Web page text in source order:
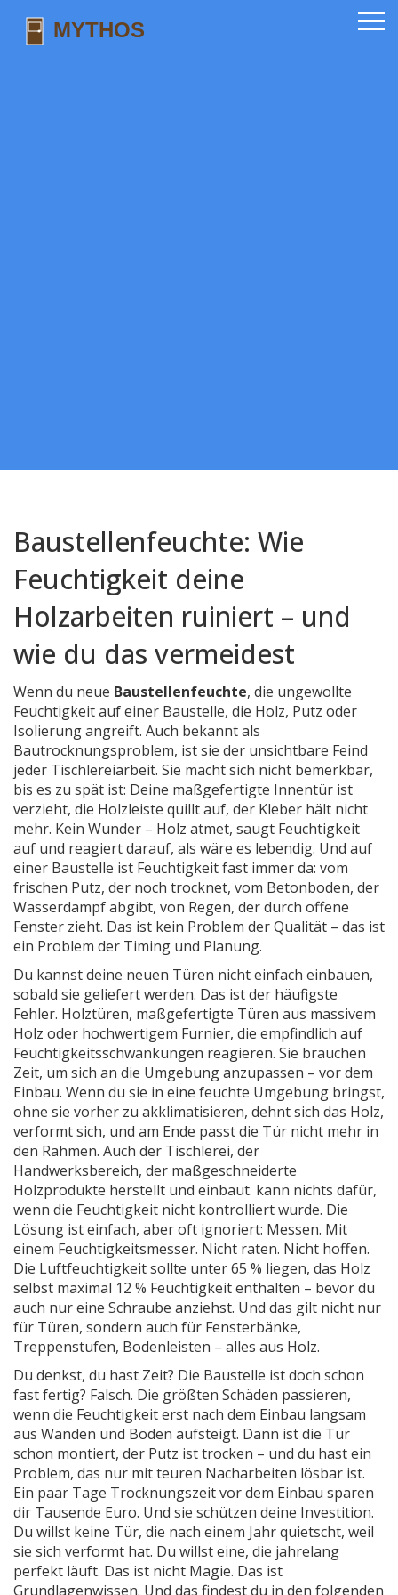
Baustellenfeuchte: Wie
Feuchtigkeit deine
Holzarbeiten ruiniert – und
wie du das vermeidest
Wenn du neue Baustellenfeuchte, die ungewollte
Feuchtigkeit auf einer Baustelle, die Holz, Putz oder
Isolierung angreift. Auch bekannt als
Bautrocknungsproblem, ist sie der unsichtbare Feind
jeder Tischlereiarbeit. Sie macht sich nicht bemerkbar,
bis es zu spät ist: Deine maßgefertigte Innentür ist
verzieht, die Holzleiste quillt auf, der Kleber hält nicht
mehr. Kein Wunder – Holz atmet, saugt Feuchtigkeit
auf und reagiert darauf, als wäre es lebendig. Und auf
einer Baustelle ist Feuchtigkeit fast immer da: vom
frischen Putz, der noch trocknet, vom Betonboden, der
Wasserdampf abgibt, von Regen, der durch offene
Fenster zieht. Das ist kein Problem der Qualität – das ist
ein Problem der Timing und Planung.
Du kannst deine neuen Türen nicht einfach einbauen,
sobald sie geliefert werden. Das ist der häufigste
Fehler. Holztüren, maßgefertigte Türen aus massivem
Holz oder hochwertigem Furnier, die empfindlich auf
Feuchtigkeitsschwankungen reagieren. Sie brauchen
Zeit, um sich an die Umgebung anzupassen – vor dem
Einbau. Wenn du sie in eine feuchte Umgebung bringst,
ohne sie vorher zu akklimatisieren, dehnt sich das Holz,
verformt sich, und am Ende passt die Tür nicht mehr in
den Rahmen. Auch der Tischlerei, der
Handwerksbereich, der maßgeschneiderte
Holzprodukte herstellt und einbaut. kann nichts dafür,
wenn die Feuchtigkeit nicht kontrolliert wurde. Die
Lösung ist einfach, aber oft ignoriert: Messen. Mit
einem Feuchtigkeitsmesser. Nicht raten. Nicht hoffen.
Die Luftfeuchtigkeit sollte unter 65 % liegen, das Holz
selbst maximal 12 % Feuchtigkeit enthalten – bevor du
auch nur eine Schraube anziehst. Und das gilt nicht nur
für Türen, sondern auch für Fensterbänke,
Treppenstufen, Bodenleisten – alles aus Holz.
Du denkst, du hast Zeit? Die Baustelle ist doch schon
fast fertig? Falsch. Die größten Schäden passieren,
wenn die Feuchtigkeit erst nach dem Einbau langsam
aus Wänden und Böden aufsteigt. Dann ist die Tür
schon montiert, der Putz ist trocken – und du hast ein
Problem, das nur mit teuren Nacharbeiten lösbar ist.
Ein paar Tage Trocknungszeit vor dem Einbau sparen
dir Tausende Euro. Und sie schützen deine Investition.
Du willst keine Tür, die nach einem Jahr quietscht, weil
sie sich verformt hat. Du willst eine, die jahrelang
perfekt läuft. Das ist nicht Magie. Das ist
Grundlagenwissen. Und das findest du in den folgenden